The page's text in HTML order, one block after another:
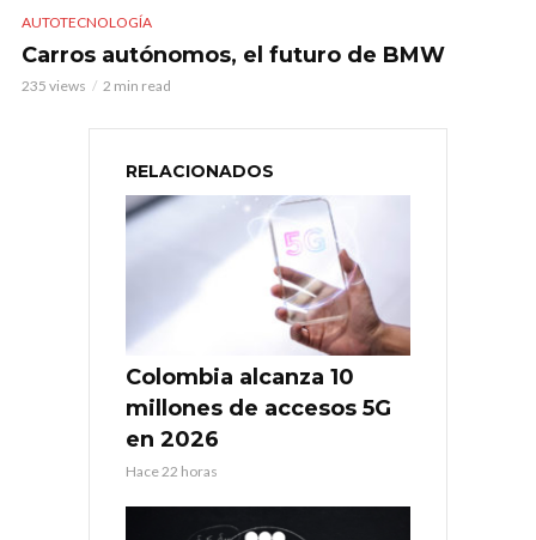
AUTOTECNOLOGÍA
Carros autónomos, el futuro de BMW
235 views 2 min read
RELACIONADOS
Colombia alcanza 10
millones de accesos 5G
en 2026
Hace 22 horas